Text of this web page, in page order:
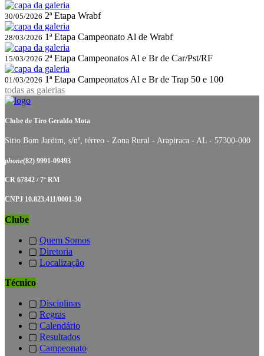
30/05/2026 2ª Etapa Wrabf
28/03/2026 1ª Etapa Campeonato Al de Wrabf
15/03/2026 2ª Etapa Campeonatos Al e Br de Car/Pst/RF
01/03/2026 1ª Etapa Campeonatos Al e Br de Trap 50 e 100
todas as galerias
Clube de Tiro Geraldo Mota
Sitio Bom Jardim, s/nº, térreo - Zona Rural - Arapiraca - AL - 57300-000
phone(82) 9991-09493
CR 67842 / 7ª RM
CNPJ 10.823.411/0001-30
Clube
▢ Quem Somos
▢ Diretoria
▢ Localização
Técnico
▢ Disciplinas
▢ Regras
▢ Calendário
▢ Resultados
▢ Campeonato